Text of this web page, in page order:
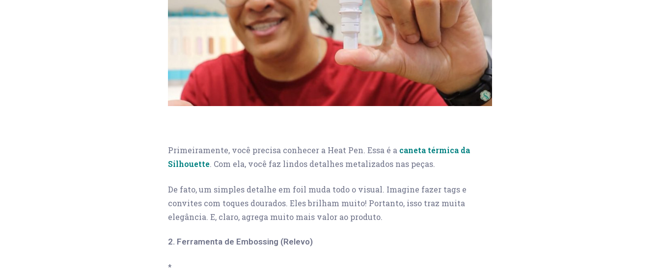
Primeiramente, você precisa conhecer a Heat Pen. Essa é a caneta térmica da
Silhouette. Com ela, você faz lindos detalhes metalizados nas peças.
De fato, um simples detalhe em foil muda todo o visual. Imagine fazer tags e
convites com toques dourados. Eles brilham muito! Portanto, isso traz muita
elegância. E, claro, agrega muito mais valor ao produto.
2. Ferramenta de Embossing (Relevo)
*